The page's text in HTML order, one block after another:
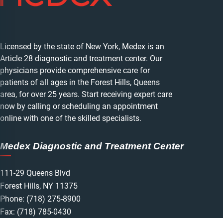
Licensed by the state of New York, Medex is an
Article 28 diagnostic and treatment center. Our
physicians provide comprehensive care for
patients of all ages in the Forest Hills, Queens
area, for over 25 years. Start receiving expert care
now by calling or scheduling an appointment
online with one of the skilled specialists.
Medex Diagnostic and Treatment Center
111-29 Queens Blvd
Forest Hills, NY 11375
Phone: (718) 275-8900
Fax: (718) 785-0430